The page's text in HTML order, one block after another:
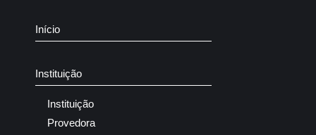
Início
Instituição
Instituição
Provedora